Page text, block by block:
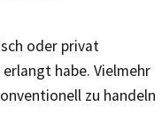
oder privat
habe. Vielmehr
zu handeln